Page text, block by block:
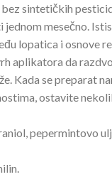
sintetičkih
mesečno.
lopatica i osnove
aplikatora da
Kada se preparat
ostavite
pepermintovo